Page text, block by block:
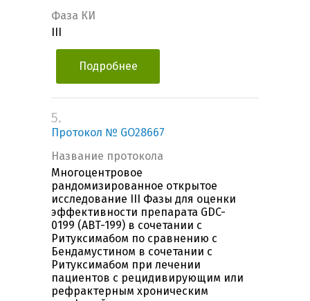
Фаза КИ
Подробнее
5.
Протокол № GO28667
Название протокола
Многоцентровое
рандомизированное открытое
исследование III Фазы для оценки
эффективности препарата GDC-
0199 (ABT-199) в сочетании с
Ритуксимабом по сравнению с
Бендамустином в сочетании с
Ритуксимабом при лечении
пациентов с рецидивирующим или
рефрактерным хроническим